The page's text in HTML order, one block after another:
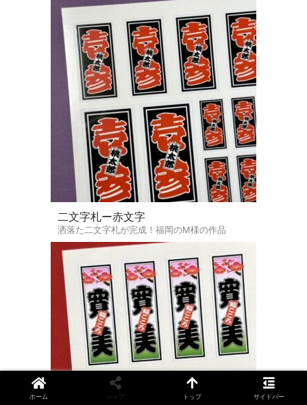
二文字札ー赤文字
洒落た二文字札が完成！福岡のM様の作品
ホーム シェア トップ サイドバー